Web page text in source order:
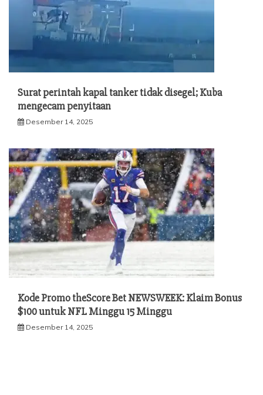
Surat perintah kapal tanker tidak disegel; Kuba
mengecam penyitaan
Desember 14, 2025
Kode Promo theScore Bet NEWSWEEK: Klaim Bonus
$100 untuk NFL Minggu 15 Minggu
Desember 14, 2025